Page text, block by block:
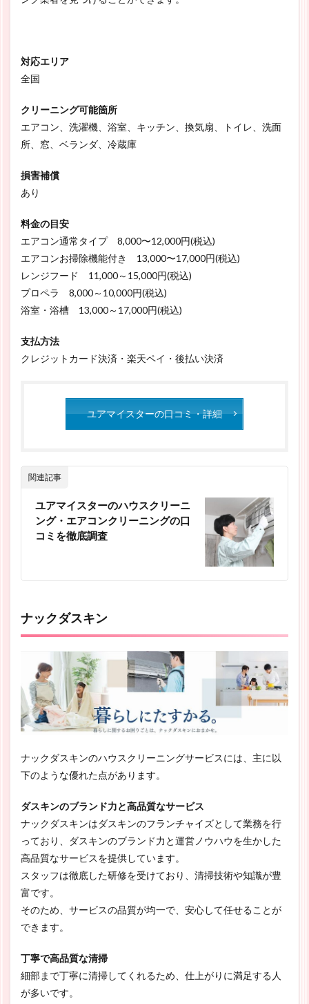
対応エリア
全国
クリーニング可能箇所
エアコン、洗濯機、浴室、キッチン、換気扇、トイレ、洗面
所、窓、ベランダ、冷蔵庫
損害補償
あり
料金の目安
エアコン通常タイプ 8,000〜12,000円(税込)
エアコンお掃除機能付き 13,000〜17,000円(税込)
レンジフード 11,000～15,000円(税込)
プロペラ 8,000～10,000円(税込)
浴室・浴槽 13,000～17,000円(税込)
支払方法
クレジットカード決済・楽天ペイ・後払い決済
ユアマイスターの口コミ・詳細
関連記事
ユアマイスターのハウスクリーニ
ング・エアコンクリーニングの口
コミを徹底調査
ナックダスキン
ナックダスキンのハウスクリーニングサービスには、主に以
下のような優れた点があります。
ダスキンのブランド力と高品質なサービス
ナックダスキンはダスキンのフランチャイズとして業務を行
っており、ダスキンのブランド力と運営ノウハウを生かした
高品質なサービスを提供しています。
スタッフは徹底した研修を受けており、清掃技術や知識が豊
富です。
そのため、サービスの品質が均一で、安心して任せることが
できます。
丁寧で高品質な清掃
細部まで丁寧に清掃してくれるため、仕上がりに満足する人
が多いです。